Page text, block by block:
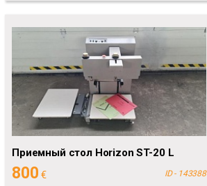
Приемный стол Horizon ST-20 L
800 € ID - 143388